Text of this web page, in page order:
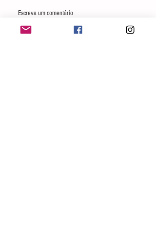
Escreva um comentário